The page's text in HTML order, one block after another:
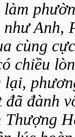
làm
Anh,
cùng
chiều
lại,
đã đành
Thượng